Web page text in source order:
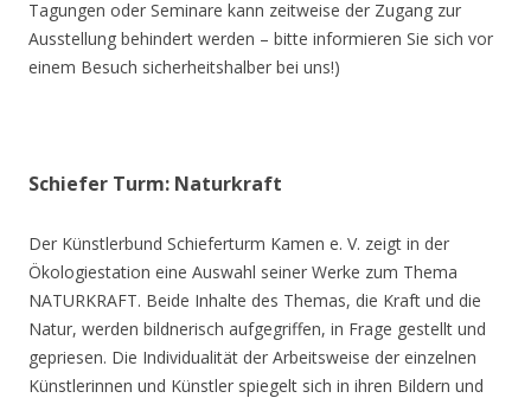
Tagungen oder Seminare kann zeitweise der Zugang zur
Ausstellung behindert werden – bitte informieren Sie sich vor
einem Besuch sicherheitshalber bei uns!)
Schiefer Turm: Naturkraft
Der Künstlerbund Schieferturm Kamen e. V. zeigt in der
Ökologiestation eine Auswahl seiner Werke zum Thema
NATURKRAFT. Beide Inhalte des Themas, die Kraft und die
Natur, werden bildnerisch aufgegriffen, in Frage gestellt und
gepriesen. Die Individualität der Arbeitsweise der einzelnen
Künstlerinnen und Künstler spiegelt sich in ihren Bildern und